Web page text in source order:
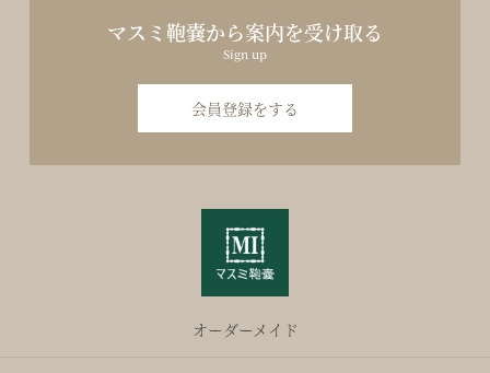
マスミ鞄嚢から案内を受け取る
Sign up
会員登録をする
オーダーメイド